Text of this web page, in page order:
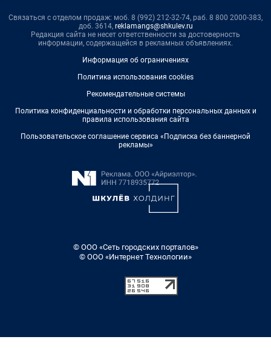
Связаться с отделом продаж: моб. 8 (992) 212-32-74, раб. 8 800 2000-383,
доб. 3614, reklamangs@shkulev.ru
Редакция сайта не несет ответственности за достоверность
информации, содержащейся в рекламных объявлениях.
Информация об ограничениях
Политика использования cookies
Рекомендательные системы
Политика конфиденциальности и обработки персональных данных и
правила использования сайта
Пользовательское соглашение сервиса «Подписка без баннерной
рекламы»
© ООО «Сеть городских порталов»
© ООО «Интернет Технологии»